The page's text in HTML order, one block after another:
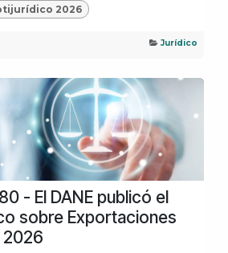
2026
Jurídico
- El DANE publicó el
sobre Exportaciones
2026